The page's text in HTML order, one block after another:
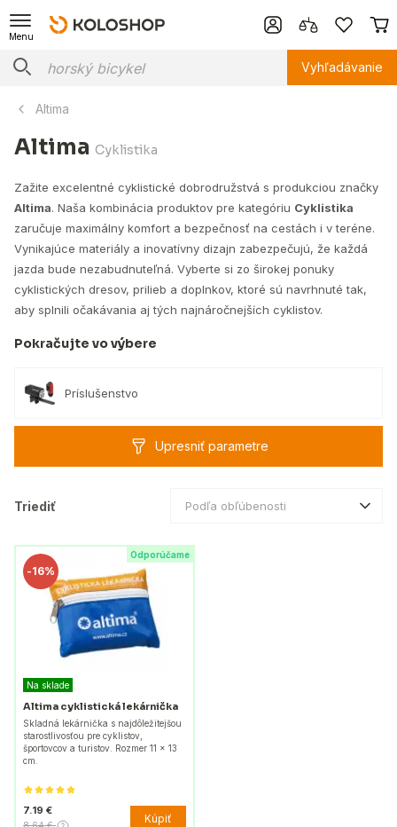
Menu
Vyhľadávanie
Altima
Altima Cyklistika
Zažite excelentné cyklistické dobrodružstvá s produkciou značky
Altima. Naša kombinácia produktov pre kategóriu Cyklistika
zaručuje maximálny komfort a bezpečnosť na cestách i v teréne.
Vynikajúce materiály a inovatívny dizajn zabezpečujú, že každá
jazda bude nezabudnuteľná. Vyberte si zo širokej ponuky
cyklistických dresov, prilieb a doplnkov, ktoré sú navrhnuté tak,
aby splnili očakávania aj tých najnáročnejších cyklistov.
Pokračujte vo výbere
Príslušenstvo
Upresniť parametre
Triediť Podľa obľúbenosti
Odporúčame
-16%
Na sklade
Altima cyklistická lekárnička
Skladná lekárnička s najdôležitejšou
starostlivosťou pre cyklistov,
športovcov a turistov. Rozmer 11 x 13
cm.
7.19 €
Kúpiť